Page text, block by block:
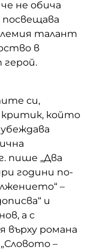
не обича
талант
в
герой.
си,
критик, който
пише „Два
години по-
–
и
а с
върху романа
–